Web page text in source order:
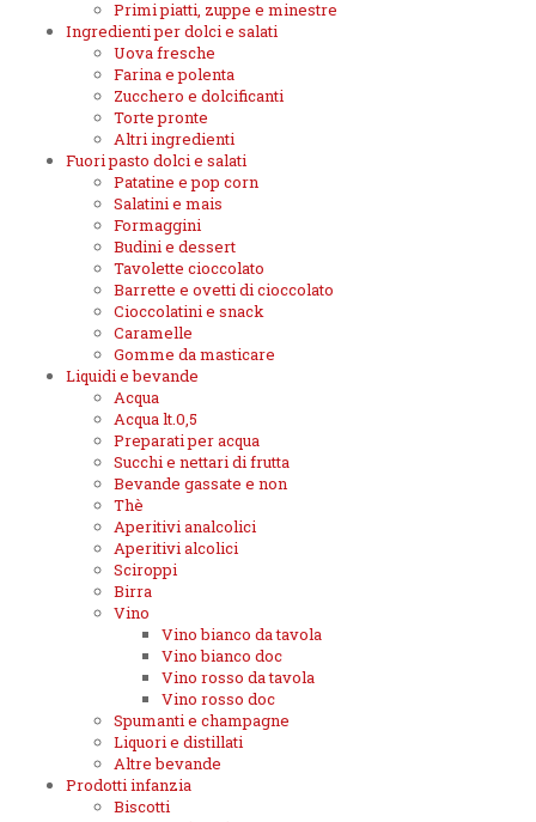
Primi piatti, zuppe e minestre
Ingredienti per dolci e salati
Uova fresche
Farina e polenta
Zucchero e dolcificanti
Torte pronte
Altri ingredienti
Fuori pasto dolci e salati
Patatine e pop corn
Salatini e mais
Formaggini
Budini e dessert
Tavolette cioccolato
Barrette e ovetti di cioccolato
Cioccolatini e snack
Caramelle
Gomme da masticare
Liquidi e bevande
Acqua
Acqua lt.0,5
Preparati per acqua
Succhi e nettari di frutta
Bevande gassate e non
Thè
Aperitivi analcolici
Aperitivi alcolici
Sciroppi
Birra
Vino
Vino bianco da tavola
Vino bianco doc
Vino rosso da tavola
Vino rosso doc
Spumanti e champagne
Liquori e distillati
Altre bevande
Prodotti infanzia
Biscotti